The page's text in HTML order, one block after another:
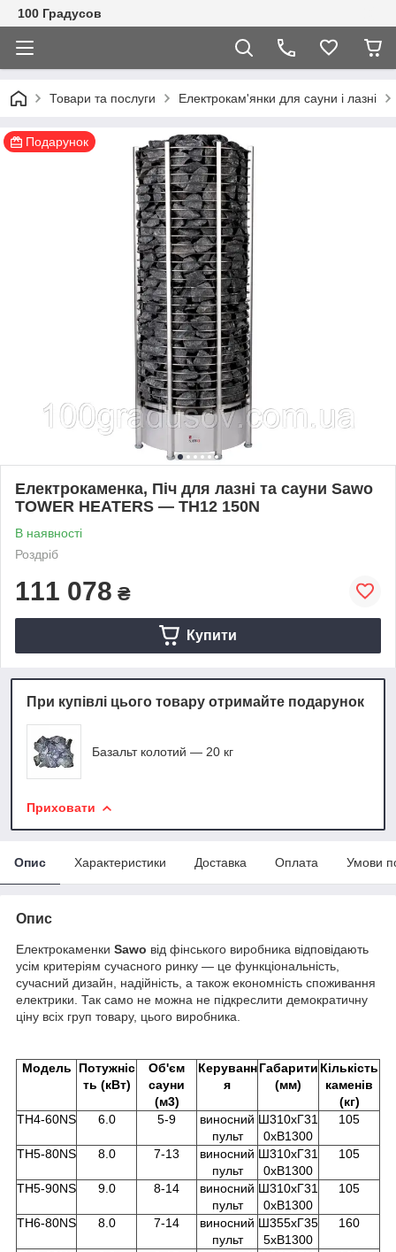
100 Градусов
Товари та послуги Електрокам'янки для сауни і лазні
Подарунок
Електрокаменка, Піч для лазні та сауни Sawo
TOWER HEATERS — TH12 150N
В наявності
Роздріб
111 078 ₴
Купити
При купівлі цього товару отримайте подарунок
Базальт колотий — 20 кг
Приховати
Опис Характеристики Доставка Оплата Умови
Опис
Електрокаменки Sawo від фінського виробника відповідають
усім критеріям сучасного ринку — це функціональність,
сучасний дизайн, надійність, а також економність споживання
електрики. Так само не можна не підкреслити демократичну
ціну всіх груп товару, цього виробника.
Модель
Потужніс
ть (кВт)
Об'єм
сауни
(м3)
Керуванн
я
Габарити
(мм)
Кількість
каменів
(кг)
TH4-60NS
6.0 5-9
виносний
пульт
Ш310хГ31
0хВ1300
105
TH5-80NS 8.0 7-13
виносний
пульт
Ш310хГ31
0хВ1300
105
TH5-90NS 9.0 8-14
виносний
пульт
Ш310хГ31
0хВ1300
105
TH6-80NS 8.0 7-14
виносний
пульт
Ш355хГ35
5хВ1300
160